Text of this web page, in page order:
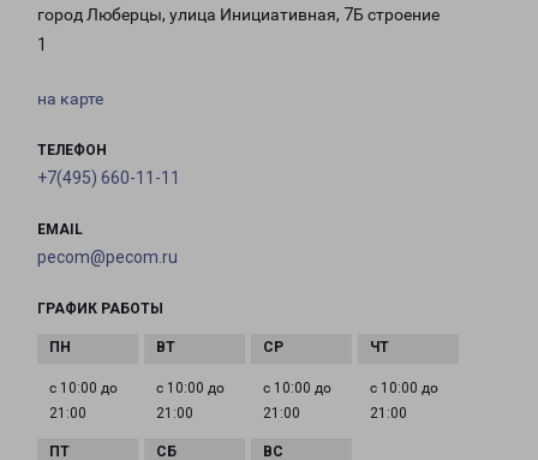
город Люберцы, улица Инициативная, 7Б строение
1
на карте
ТЕЛЕФОН
+7(495) 660-11-11
EMAIL
pecom@pecom.ru
ГРАФИК РАБОТЫ
с 10:00 до
21:00
с 10:00 до
21:00
с 10:00 до
21:00
с 10:00 до
21:00